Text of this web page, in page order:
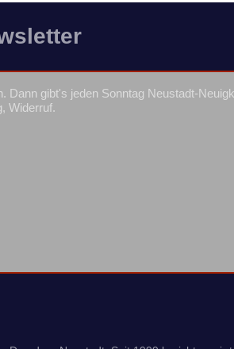
Dann gibt's jeden Sonntag Neustadt-
Widerruf.